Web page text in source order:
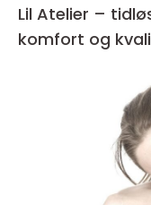
Lil Atelier –
komfort og